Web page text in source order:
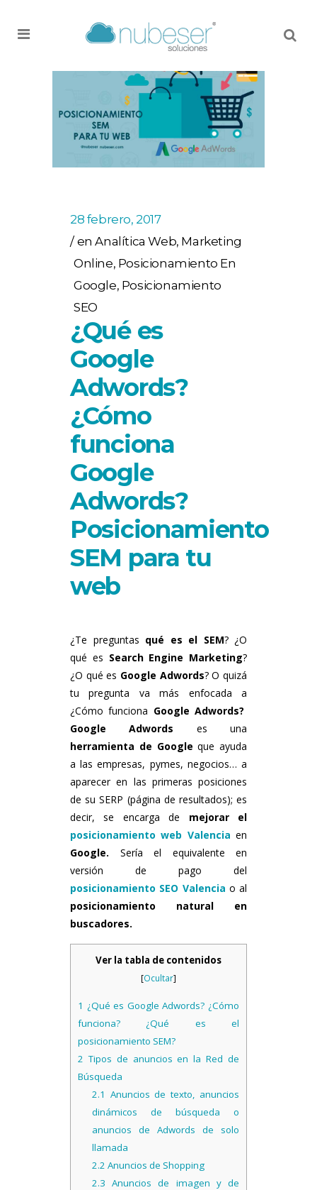
28 febrero, 2017
enAnalítica Web, Marketing
Online, Posicionamiento En
Google, Posicionamiento
SEO
¿Qué es
Google
Adwords?
¿Cómo
funciona
Google
Adwords?
Posicionamiento
SEM para tu
web
¿Te preguntas qué es el SEM? ¿O
qué es Search Engine Marketing?
¿O qué es Google Adwords? O quizá
tu pregunta va más enfocada a
¿Cómo funciona Google Adwords?
Google
Adwords es una
herramienta de Google que ayuda
a las empresas, pymes, negocios… a
aparecer en las primeras posiciones
de su SERP (página de resultados); es
decir, se encarga de mejorar el
posicionamiento web Valencia en
Google. Sería el equivalente en
versión de pago del
posicionamiento SEO Valencia o al
posicionamiento natural en
buscadores.
Ver la tabla de contenidos
[Ocultar]
1 ¿Qué es Google Adwords? ¿Cómo
funciona? ¿Qué es el
posicionamiento SEM?
2 Tipos de anuncios en la Red de
Búsqueda
2.1 Anuncios de texto, anuncios
dinámicos de búsqueda o
anuncios de Adwords de solo
llamada
2.2 Anuncios de Shopping
2.3 Anuncios de imagen y de